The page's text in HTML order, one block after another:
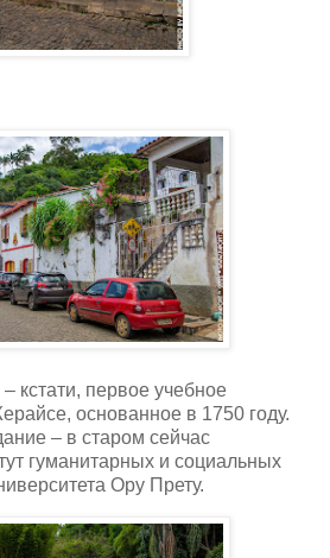
первое учебное
основанное в 1750 году.
– в старом сейчас
гуманитарных и социальных
Ору Прету.